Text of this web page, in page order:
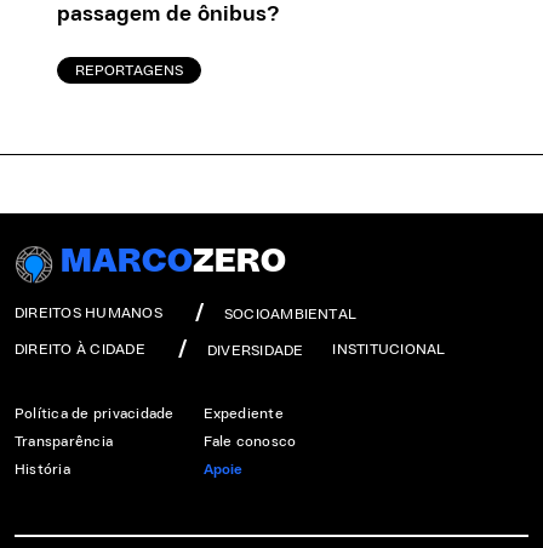
passagem de ônibus?
REPORTAGENS
MARCOZERO
DIREITOS HUMANOS SOCIOAMBIENTAL
DIREITO À CIDADE DIVERSIDADE INSTITUCIONAL
Política de privacidade
Transparência
História
Expediente
Fale conosco
Apoie